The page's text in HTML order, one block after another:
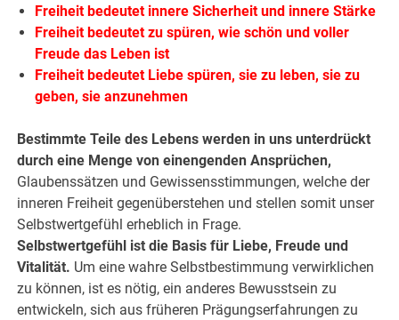
Freiheit bedeutet innere Sicherheit und innere Stärke
Freiheit bedeutet zu spüren, wie schön und voller
Freude das Leben ist
Freiheit bedeutet Liebe spüren, sie zu leben, sie zu
geben, sie anzunehmen
Bestimmte Teile des Lebens werden in uns unterdrückt
durch eine Menge von einengenden Ansprüchen,
Glaubenssätzen und Gewissensstimmungen, welche der
inneren Freiheit gegenüberstehen und stellen somit unser
Selbstwertgefühl erheblich in Frage.
Selbstwertgefühl ist die Basis für Liebe, Freude und
Vitalität. Um eine wahre Selbstbestimmung verwirklichen
zu können, ist es nötig, ein anderes Bewusstsein zu
entwickeln, sich aus früheren Prägungserfahrungen zu